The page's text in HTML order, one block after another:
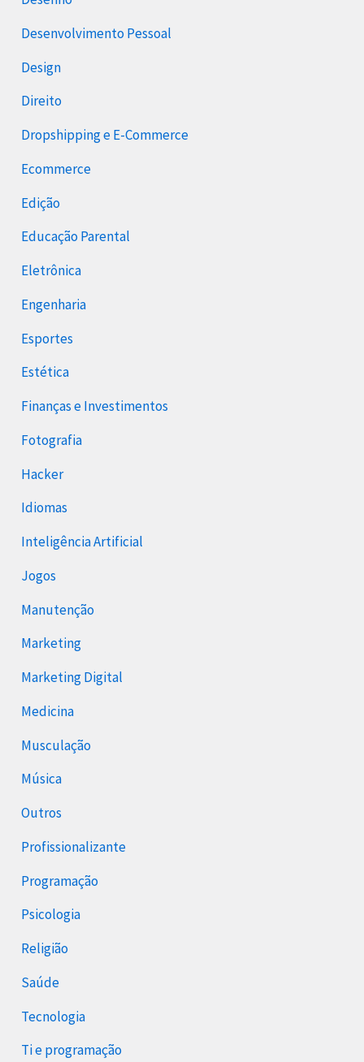
Desenvolvimento Pessoal
Design
Direito
Dropshipping e E-Commerce
Ecommerce
Edição
Educação Parental
Eletrônica
Engenharia
Esportes
Estética
Finanças e Investimentos
Fotografia
Hacker
Idiomas
Inteligência Artificial
Jogos
Manutenção
Marketing
Marketing Digital
Medicina
Musculação
Música
Outros
Profissionalizante
Programação
Psicologia
Religião
Saúde
Tecnologia
Ti e programação